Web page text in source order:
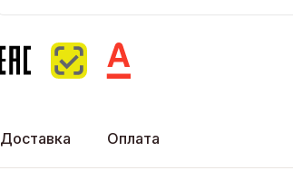
Доставка Оплата